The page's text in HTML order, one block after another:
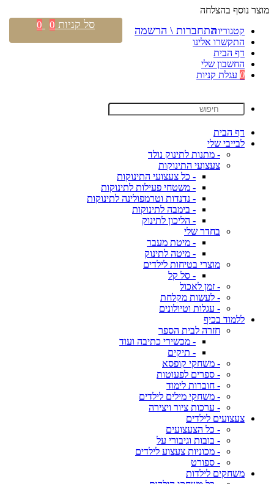
מוצר נוסף בהצלחה
קטגוריות
התקשרו אלינו
דף הבית
החשבון שלי
0 עגלת קניות
דף הבית
לבייבי שלי
- מתנות לתינוק נולד
צעצועי התינוקות
- כל צעצועי התינוקות
- משטחי פעילות לתינוקות
- נדנדות וטרמפולינה לתינוקות
- בימבה לתינוקות
- הליכון לתינוק
בחדר שלי
- מיטת מעבר
- מיטה לתינוק
מוצרי בטיחות לילדים
- סל קל
- זמן לאכול
- לעשות מקלחת
- עגלות וטיולונים
ללמוד בכיף
חזרה לבית הספר
- מכשירי כתיבה ועוד
- תיקים
- משחקי קופסא
- ספרים לפעוטות
- חוברות לימוד
- משחקי מילים לילדים
- ערכות ציור ויצירה
צעצועים לילדים
- כל הצעצועים
- בובות וגיבורי על
- מכוניות צעצוע לילדים
- ספורט
משחקים לילדות
התחברות \ הרשמה סל קניות 0
0